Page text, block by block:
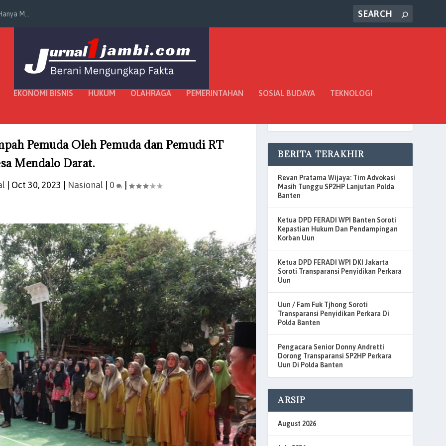
M...
EKONOMI BISNIS HUKUM OLAHRAGA PEMERINTAHAN SOSIAL BUDAYA TEKNOLOGI
Pemuda Oleh Pemuda dan Pemudi RT
Mendalo Darat.
| Oct 30, 2023 Nasional| 0 |
BERITA TERAKHIR
Revan Pratama Wijaya: Tim Advokasi
Masih Tunggu SP2HP Lanjutan Polda
Banten
Ketua DPD FERADI WPI Banten Soroti
Kepastian Hukum Dan Pendampingan
Korban Uun
Ketua DPD FERADI WPI DKI Jakarta
Soroti Transparansi Penyidikan Perkara
Uun
Uun / Fam Fuk Tjhong Soroti
Transparansi Penyidikan Perkara Di
Polda Banten
Pengacara Senior Donny Andretti
Dorong Transparansi SP2HP Perkara
Uun Di Polda Banten
ARSIP
August 2026